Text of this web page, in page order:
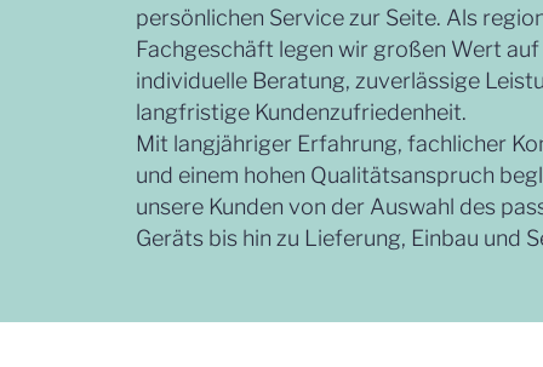
persönlichen Service zur Seite. Als
Fachgeschäft legen wir großen Wert auf
individuelle Beratung, zuverlässige
langfristige Kundenzufriedenheit.
Mit langjähriger Erfahrung, fachlicher
und einem hohen Qualitätsanspruch
unsere Kunden von der Auswahl des
Geräts bis hin zu Lieferung, Einbau und